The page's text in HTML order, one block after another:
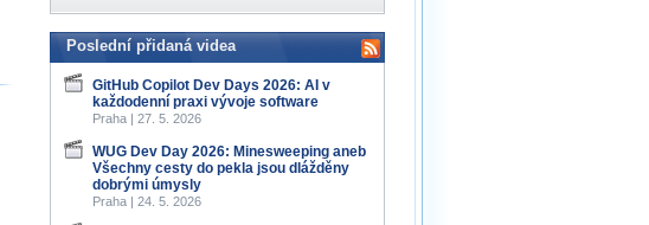
Poslední přidaná videa
GitHub Copilot Dev Days 2026: AI v
každodenní praxi vývoje software
Praha | 27. 5. 2026
WUG Dev Day 2026: Minesweeping aneb
Všechny cesty do pekla jsou dlážděny
dobrými úmysly
Praha | 24. 5. 2026